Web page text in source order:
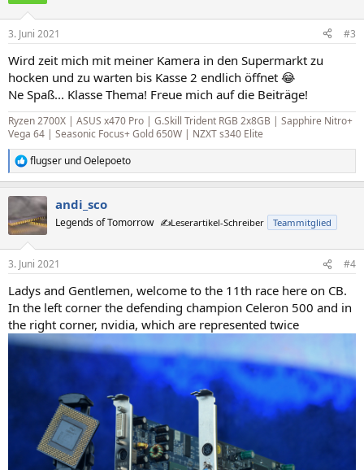
e
:
3. Juni 2021 #3
Wird zeit mich mit meiner Kamera in den Supermarkt zu
hocken und zu warten bis Kasse 2 endlich öffnet 😂
Ne Spaß... Klasse Thema! Freue mich auf die Beiträge!
Ryzen 2700X | ASUS x470 Pro | G.Skill Trident RGB 2x8GB | Sapphire Nitro+
Vega 64 | Seasonic Focus+ Gold 650W | NZXT s340 Elite
R
e
t
i
e
:
flugser undOelepoeto
andi_sco
Legends of Tomorrow ✍️Leserartikel-Schreiber Teammitglied
3. Juni 2021 #4
Ladys and Gentlemen, welcome to the 11th race here on CB.
In the left corner the defending champion Celeron 500 and in
the right corner, nvidia, which are represented twice